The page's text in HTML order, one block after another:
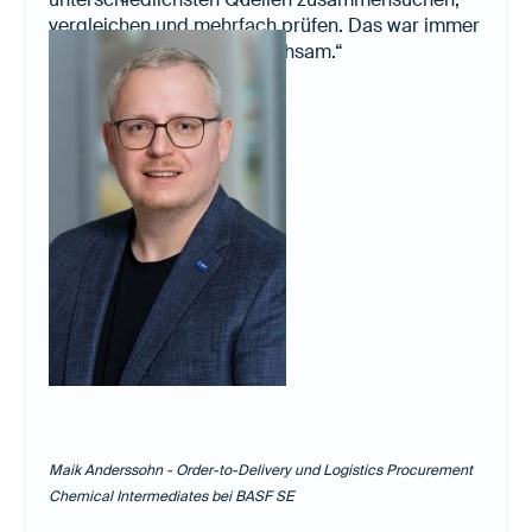
vergleichen und mehrfach prüfen. Das war immer
sehr zeitaufwändig und mühsam.“
Maik Anderssohn - Order-to-Delivery und Logistics Procurement
Chemical Intermediates bei BASF SE